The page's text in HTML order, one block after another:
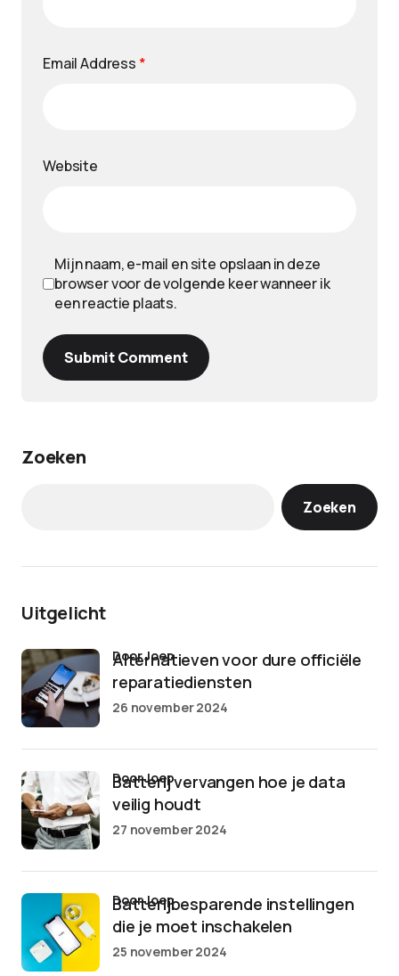
Email Address *
Website
Mijn naam, e-mail en site opslaan in deze
browser voor de volgende keer wanneer ik
een reactie plaats.
Submit Comment
Zoeken
Zoeken
Uitgelicht
Alternatieven voor dure officiële
reparatiediensten
door Joep
26 november 2024
Batterij vervangen hoe je data
veilig houdt
door Joep
27 november 2024
Batterijbesparende instellingen
die je moet inschakelen
door Joep
25 november 2024